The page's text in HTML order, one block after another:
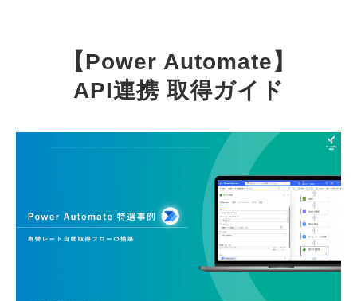
【Power Automate】
API連携 取得ガイド